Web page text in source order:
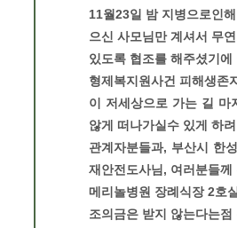
11월23일 밤 지병으로인
으신 사모님만 계셔서 무
있도록 협조를 해주셨기
형제복지원사건 피해생존
이 저세상으로 가는 길 마
않게 떠나가실수 있게 하
관계자분들과, 부산시 한
재안전도사님, 여러분들
메리놀병원 장례식장 2호
조의금은 받지 않는다는